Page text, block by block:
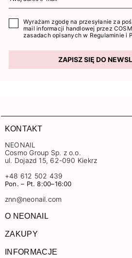
Wyrażam zgodę na przesyłanie za
mail informacji handlowej przez
zasadach opisanych w Regulaminie i
ZAPISZ SIĘ DO
KONTAKT
NEONAIL
Cosmo Group Sp. z o.o.
ul. Dojazd 15, 62-090 Kiekrz
+48 612 502 439
Pon. – Pt. 8:00–16:00
znn@neonail.com
O NEONAIL
ZAKUPY
INFORMACJE